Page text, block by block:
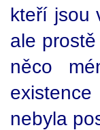
kteří jsou
ale
něco
nebyla